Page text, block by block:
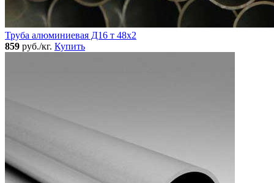
Труба алюминиевая Д16 т 48х2
859 руб./кг. Купить